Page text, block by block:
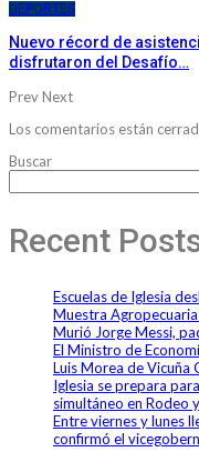
DEPORTES
Nuevo récord de
disfrutaron del Desafío…
PrevNext
Los comentarios están
Buscar
Recent
Escuelas de Iglesia
Muestra
Murió Jorge Messi,
El Ministro de
Luis Morea de Vicuña
Iglesia se prepara
simultáneo en Rodeo
Entre viernes y lunes
confirmó el